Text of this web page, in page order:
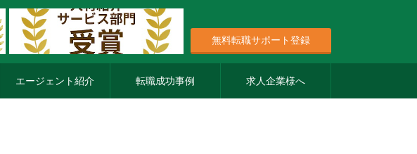
無料転職サポート登録
エージェント紹介 転職成功事例 求人企業様へ